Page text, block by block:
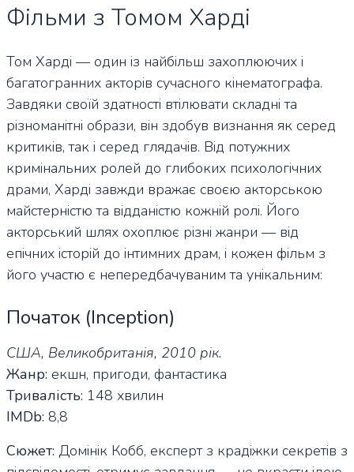
Фільми з Томом Харді
Том Харді — один із найбільш захоплюючих і
багатогранних акторів сучасного кінематографа.
Завдяки своїй здатності втілювати складні та
різноманітні образи, він здобув визнання як серед
критиків, так і серед глядачів. Від потужних
кримінальних ролей до глибоких психологічних
драми, Харді завжди вражає своєю акторською
майстерністю та відданістю кожній ролі. Його
акторський шлях охоплює різні жанри — від
епічних історій до інтимних драм, і кожен фільм з
його участю є непередбачуваним та унікальним:
Початок (Inception)
США, Великобританія, 2010 рік.
Жанр: екшн, пригоди, фантастика
Тривалість: 148 хвилин
IMDb: 8,8
Сюжет: Домінік Кобб, експерт з крадіжки секретів з